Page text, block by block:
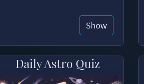
Show
Daily Astro Quiz